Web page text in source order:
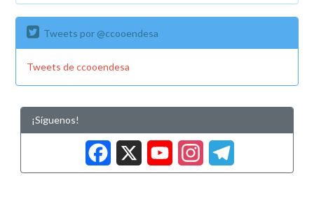
Tweets por @ccooendesa
Tweets de ccooendesa
¡Síguenos!
Facebook
X